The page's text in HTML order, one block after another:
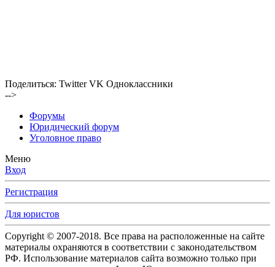
Поделиться: Twitter VK Одноклассники
-->
Форумы
Юридический форум
Уголовное право
Меню
Вход
Регистрация
Для юристов
Copyright © 2007-2018. Все права на расположенные на сайте
материалы охраняются в соответствии с законодательством
РФ. Использование материалов сайта возможно только при